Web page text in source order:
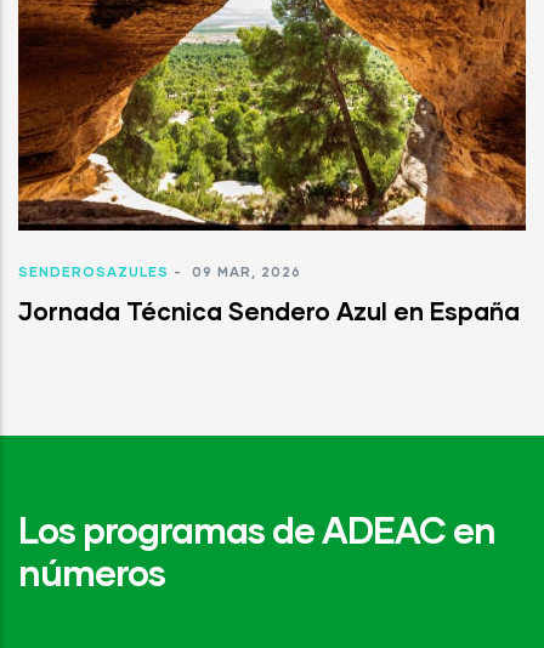
SENDEROSAZULES - 09 MAR, 2026
Jornada Técnica Sendero Azul en España
Los programas de ADEAC en
números